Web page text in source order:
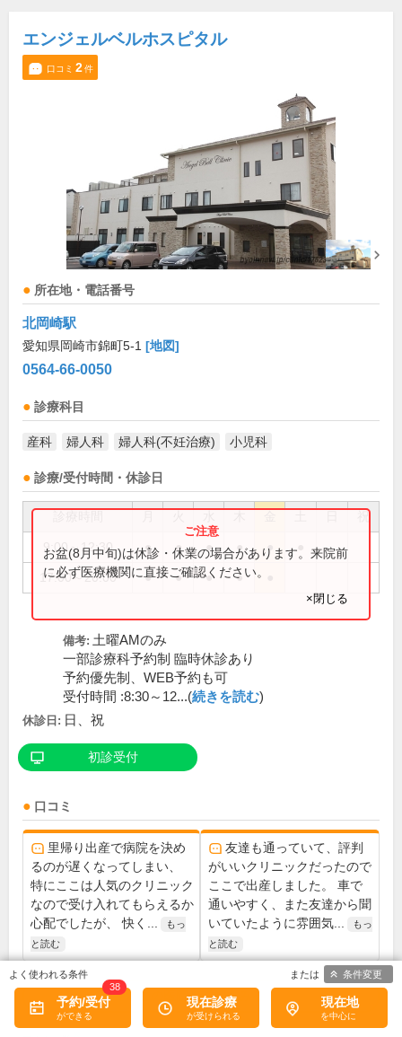
エンジェルベルホスピタル
口コミ 2件
所在地・電話番号
北岡崎駅
愛知県岡崎市錦町5-1 [地図]
0564-66-0050
診療科目
産科 婦人科 婦人科(不妊治療) 小児科
診療/受付時間・休診日
祝
9:00～12:30 ● ● ● ● ●
17:00～20:00 ● ● ● ●
お盆(8月中旬)は休診・休業の場合があります。来院前
に必ず医療機関に直接ご確認ください。
×閉じる
備考: 土曜AMのみ
一部診療科予約制 臨時休診あり
予約優先制、WEB予約も可
受付時間 :8:30～12...(続きを読む)
休診日: 日、祝
初診受付
口コミ
里帰り出産で病院を決め
るのが遅くなってしまい、
特にここは人気のクリニック
なので受け入れてもらえるか
心配でしたが、 快く...
もっ
と読む
友達も通っていて、評判
がいいクリニックだったので
ここで出産しました。 車で
通いやすく、また友達から聞
いていたように雰囲気...
もっ
と読む
この医院の詳細をみる
予約/受付
38
現在診療 現在地
条件変更